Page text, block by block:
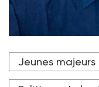
Le sociologue
spécialiste des
Jeunes majeurs